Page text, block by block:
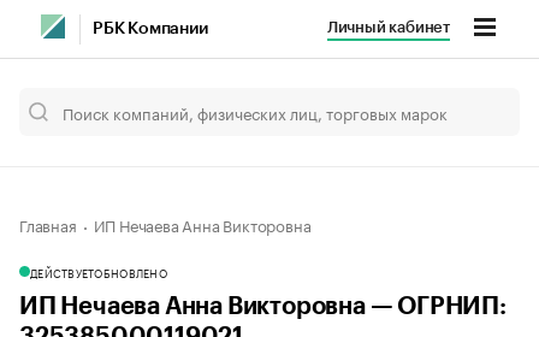
РБК Компании Личный кабинет
Главная ИП Нечаева Анна Викторовна
ДЕЙСТВУЕТОБНОВЛЕНО
ИП Нечаева Анна Викторовна — ОГРНИП: